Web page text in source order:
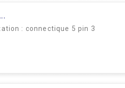
: connectique 5 pin 3